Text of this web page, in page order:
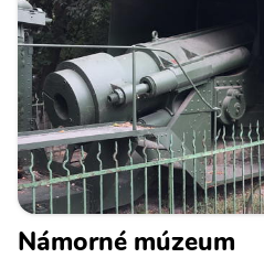
Námorné múzeum